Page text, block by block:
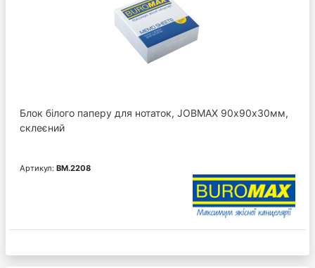
Блок білого паперу для нотаток, JOBMAX 90х90х30мм,
склеєний
Артикул: BM.2208